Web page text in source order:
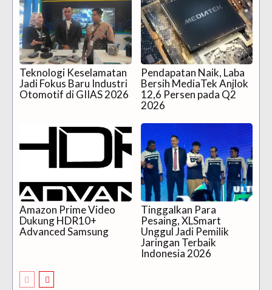
Teknologi Keselamatan
Jadi Fokus Baru Industri
Otomotif di GIIAS 2026
Pendapatan Naik, Laba
Bersih MediaTek Anjlok
12,6 Persen pada Q2
2026
Amazon Prime Video
Dukung HDR10+
Advanced Samsung
Tinggalkan Para
Pesaing, XLSmart
Unggul Jadi Pemilik
Jaringan Terbaik
Indonesia 2026